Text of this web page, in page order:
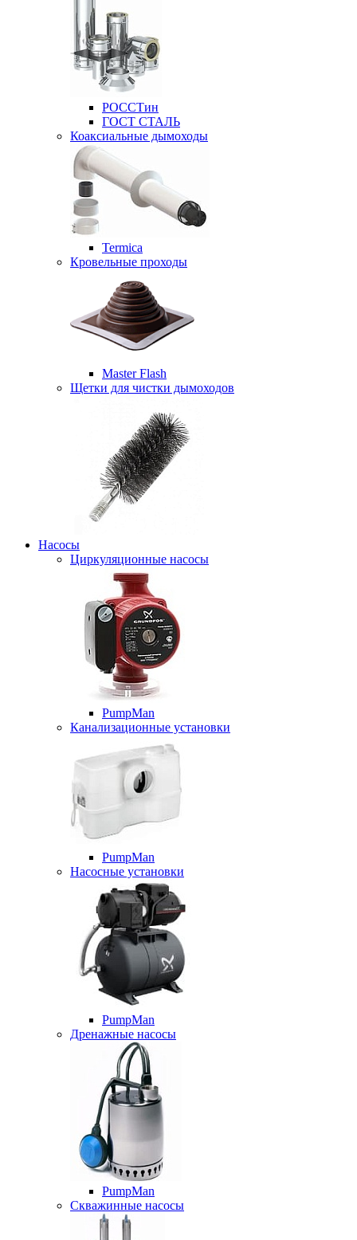
РОССТин
ГОСТ СТАЛЬ
Коаксиальные дымоходы
Termica
Кровельные проходы
Master Flash
Щетки для чистки дымоходов
Насосы
Циркуляционные насосы
PumpMan
Канализационные установки
PumpMan
Насосные установки
PumpMan
Дренажные насосы
PumpMan
Скважинные насосы